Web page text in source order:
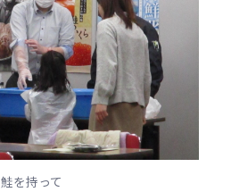
鮭を持って